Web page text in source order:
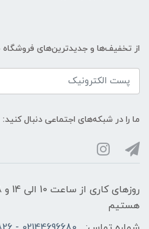
از تخفیف‌ها و جدیدترین‌های فروشگاه
ما را در شبکه‌های اجتماعی دنبال کنید:
هستیم